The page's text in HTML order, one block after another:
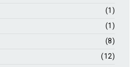
(1)
(1)
(8)
(12)